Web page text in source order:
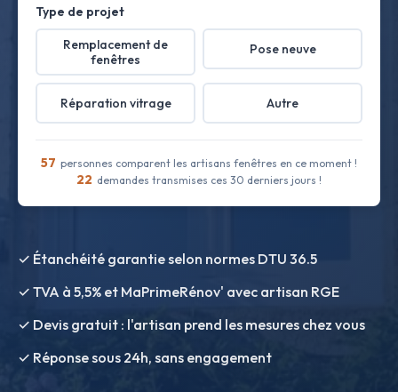
Type de projet
Remplacement de
fenêtres
Pose neuve
Réparation vitrage Autre
57 personnes comparent les artisans fenêtres en ce moment !
22 demandes transmises ces 30 derniers jours !
✓ Étanchéité garantie selon normes DTU 36.5
✓ TVA à 5,5% et MaPrimeRénov' avec artisan RGE
✓ Devis gratuit : l'artisan prend les mesures chez vous
✓ Réponse sous 24h, sans engagement